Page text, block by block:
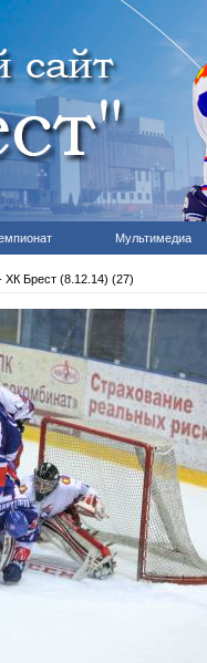
Мультимедиа
Брест (8.12.14) (27)